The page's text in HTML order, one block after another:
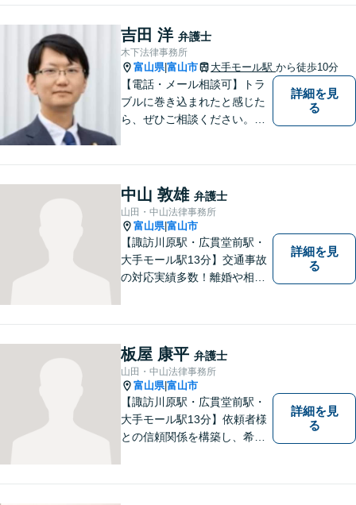
吉田 洋 弁護士
木下法律事務所
富山県|富山市 大手モール駅 から徒歩10分
【電話・メール相談可】トラ
ブルに巻き込まれたと感じた
ら、ぜひご相談ください。離
を解決するため、迅速かつ丁
寧にサポートいたします。
【夜間対応可能】
詳細を見
る
中山 敦雄 弁護士
山田・中山法律事務所
富山県|富山市
【諏訪川原駅・広貫堂前駅・
大手モール駅13分】交通事故
の対応実績多数！離婚や相続
抱える前に、私と一緒に最善
策がないか考えてみません
か？【複数弁護士在籍】
詳細を見
る
板屋 康平 弁護士
山田・中山法律事務所
富山県|富山市
【諏訪川原駅・広貫堂前駅・
大手モール駅13分】依頼者様
との信頼関係を構築し、希望
したことでも、ぜひお気軽に
詳細を見
る